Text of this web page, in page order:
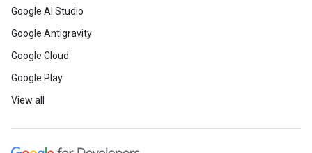
Google AI Studio
Google Antigravity
Google Cloud
Google Play
View all